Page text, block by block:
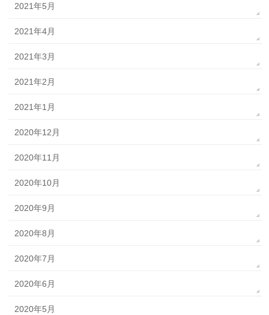
2021年5月
2021年4月
2021年3月
2021年2月
2021年1月
2020年12月
2020年11月
2020年10月
2020年9月
2020年8月
2020年7月
2020年6月
2020年5月